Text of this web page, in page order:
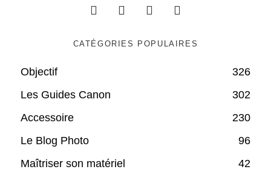
CATÉGORIES POPULAIRES
Objectif
326
Les Guides Canon
302
Accessoire
230
Le Blog Photo
96
Maîtriser son matériel
42